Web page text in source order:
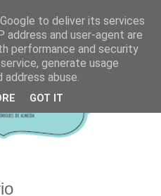
to deliver its services
address and user-agent are
performance and security
generate usage
abuse.
GOT IT